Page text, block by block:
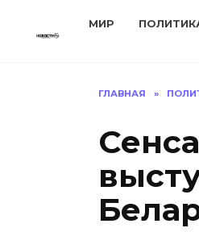
МИР
ГЛАВНАЯ »